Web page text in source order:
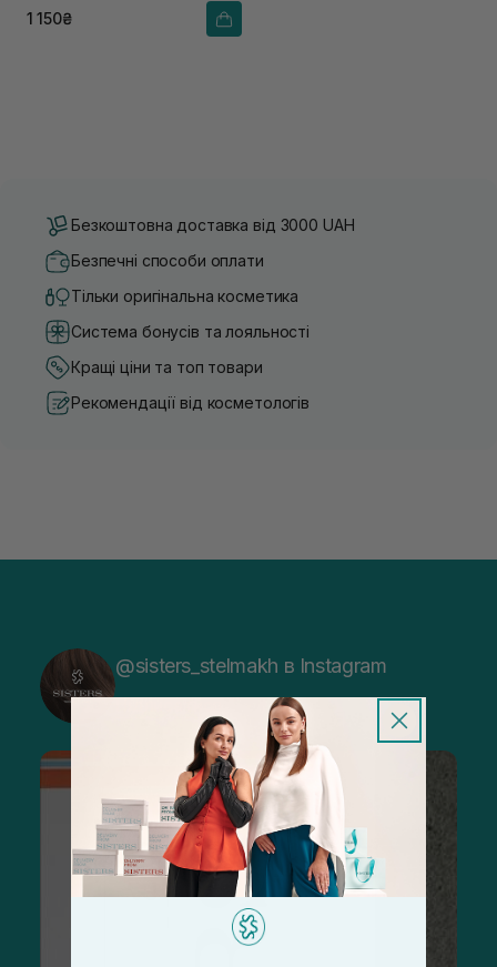
мл
1 150₴
Безкоштовна доставка від 3000 UAH
Безпечні способи оплати
Тільки оригінальна косметика
Система бонусів та лояльності
Кращі ціни та топ товари
Рекомендації від косметологів
@sisters_stelmakh в Instagram